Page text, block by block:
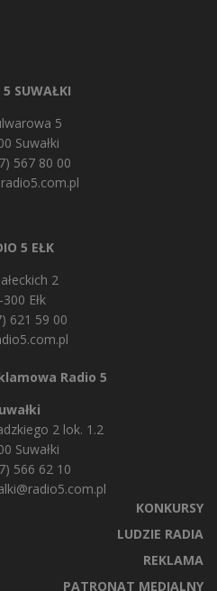
5 SUWAŁKI
5
Suwałki
567 80 00
5 EŁK
2
Ełk
621 59 00
Radio 5
2 lok. 1.2
Suwałki
566 62 10
KONKURSY
LUDZIE RADIA
REKLAMA
PATRONAT MEDIALNY